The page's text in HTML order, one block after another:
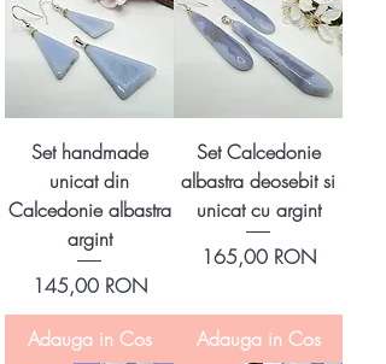
Set handmade
unicat din
Calcedonie albastra
argint
Preț
145,00 RON
Adauga in Cos
Set Calcedonie
albastra deosebit si
unicat cu argint
Preț
165,00 RON
Adauga in Cos